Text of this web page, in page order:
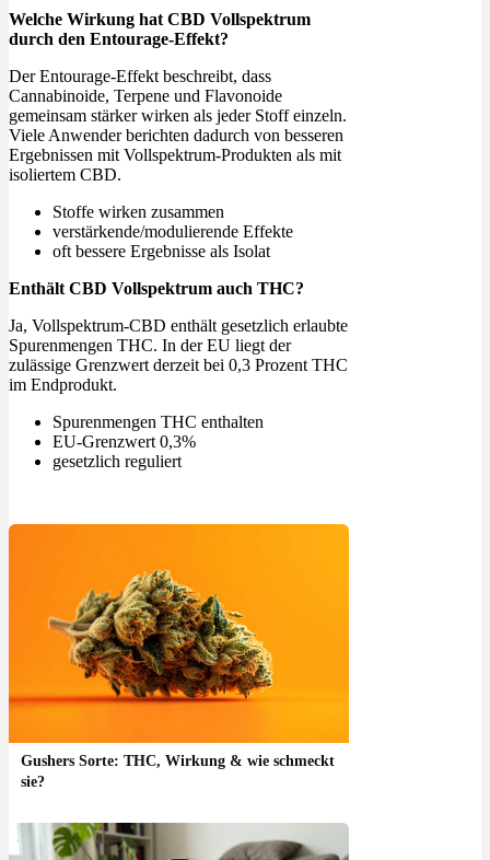
Welche Wirkung hat CBD Vollspektrum
durch den Entourage-Effekt?
Der Entourage-Effekt beschreibt, dass
Cannabinoide, Terpene und Flavonoide
gemeinsam stärker wirken als jeder Stoff einzeln.
Viele Anwender berichten dadurch von besseren
Ergebnissen mit Vollspektrum-Produkten als mit
isoliertem CBD.
Stoffe wirken zusammen
verstärkende/modulierende Effekte
oft bessere Ergebnisse als Isolat
Enthält CBD Vollspektrum auch THC?
Ja, Vollspektrum-CBD enthält gesetzlich erlaubte
Spurenmengen THC. In der EU liegt der
zulässige Grenzwert derzeit bei 0,3 Prozent THC
im Endprodukt.
Spurenmengen THC enthalten
EU-Grenzwert 0,3%
gesetzlich reguliert
Gushers Sorte: THC, Wirkung & wie schmeckt
sie?